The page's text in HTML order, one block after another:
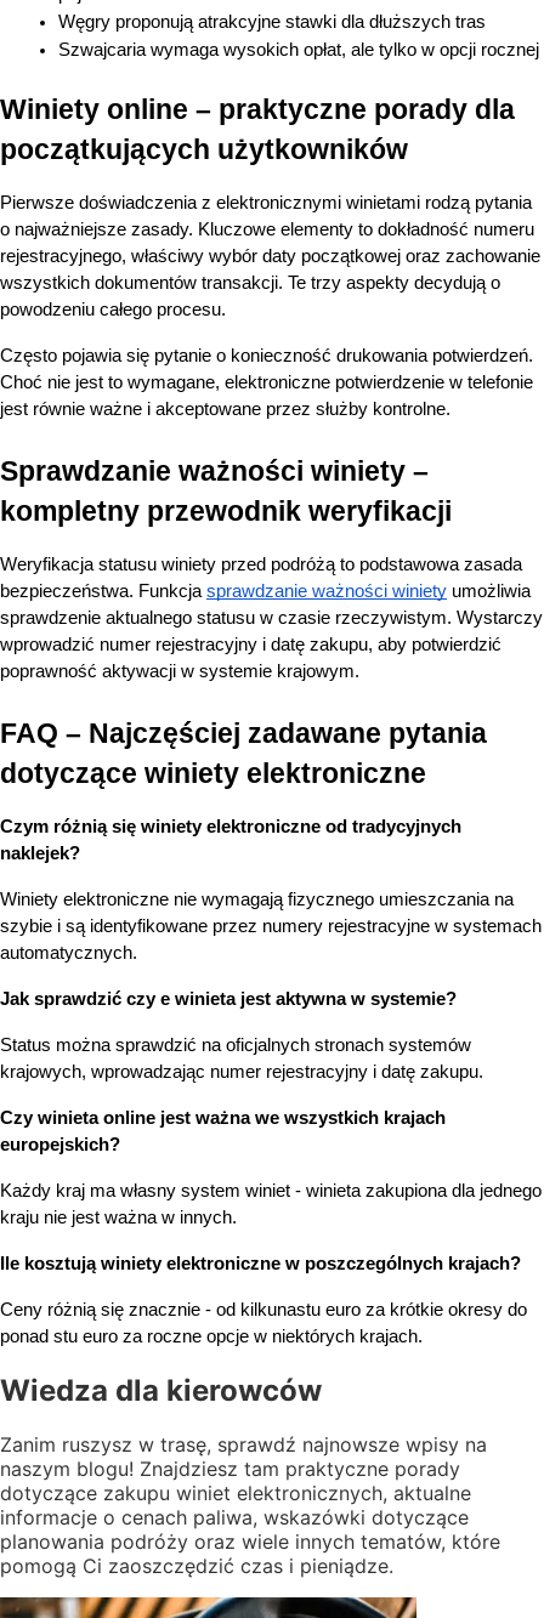
Węgry proponują atrakcyjne stawki dla dłuższych tras
Szwajcaria wymaga wysokich opłat, ale tylko w opcji rocznej
Winiety online – praktyczne porady dla
początkujących użytkowników
Pierwsze doświadczenia z elektronicznymi winietami rodzą pytania
o najważniejsze zasady. Kluczowe elementy to dokładność numeru
rejestracyjnego, właściwy wybór daty początkowej oraz zachowanie
wszystkich dokumentów transakcji. Te trzy aspekty decydują o
powodzeniu całego procesu.
Często pojawia się pytanie o konieczność drukowania potwierdzeń.
Choć nie jest to wymagane, elektroniczne potwierdzenie w telefonie
jest równie ważne i akceptowane przez służby kontrolne.
Sprawdzanie ważności winiety –
kompletny przewodnik weryfikacji
Weryfikacja statusu winiety przed podróżą to podstawowa zasada
bezpieczeństwa. Funkcja sprawdzanie ważności winiety umożliwia
sprawdzenie aktualnego statusu w czasie rzeczywistym. Wystarczy
wprowadzić numer rejestracyjny i datę zakupu, aby potwierdzić
poprawność aktywacji w systemie krajowym.
FAQ – Najczęściej zadawane pytania
dotyczące winiety elektroniczne
Czym różnią się winiety elektroniczne od tradycyjnych
naklejek?
Winiety elektroniczne nie wymagają fizycznego umieszczania na
szybie i są identyfikowane przez numery rejestracyjne w systemach
automatycznych.
Jak sprawdzić czy e winieta jest aktywna w systemie?
Status można sprawdzić na oficjalnych stronach systemów
krajowych, wprowadzając numer rejestracyjny i datę zakupu.
Czy winieta online jest ważna we wszystkich krajach
europejskich?
Każdy kraj ma własny system winiet - winieta zakupiona dla jednego
kraju nie jest ważna w innych.
Ile kosztują winiety elektroniczne w poszczególnych krajach?
Ceny różnią się znacznie - od kilkunastu euro za krótkie okresy do
ponad stu euro za roczne opcje w niektórych krajach.
Wiedza dla kierowców
Zanim ruszysz w trasę, sprawdź najnowsze wpisy na
naszym blogu! Znajdziesz tam praktyczne porady
dotyczące zakupu winiet elektronicznych, aktualne
informacje o cenach paliwa, wskazówki dotyczące
planowania podróży oraz wiele innych tematów, które
pomogą Ci zaoszczędzić czas i pieniądze.